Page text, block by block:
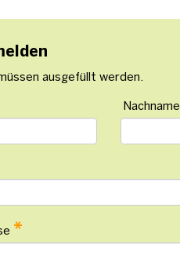
ausgefüllt werden.
Nachname
*